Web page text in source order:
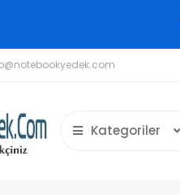
Kategoriler